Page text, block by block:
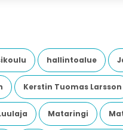
hallintoalue
Kerstin Tuomas Larsson
Mataringi